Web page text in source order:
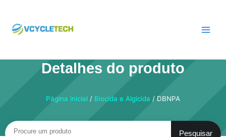
Detalhes do produto
Página inicial / Biocida e Algicida / DBNPA
Pesquisar